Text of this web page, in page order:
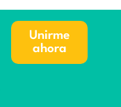
Unirme
ahora